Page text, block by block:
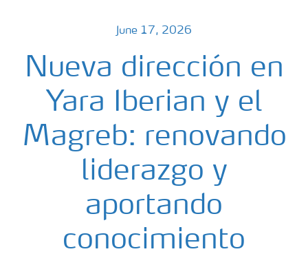
June 17, 2026
Nueva dirección en
Yara Iberian y el
Magreb: renovando
liderazgo y
aportando
conocimiento